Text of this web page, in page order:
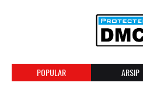
POPULAR ARSIP